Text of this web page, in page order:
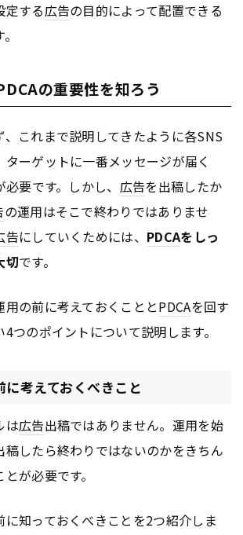
定する広告の目的によって配置できる
の重要性を知ろう
、これまで説明してきたように各SNS
ーゲットに一番メッセージが届く
要です。しかし、 広告を出稿したか
の運用はそこで終わりではありませ
告にしていくためには、 PDCAをしっ
切です。
用の前に考えておくこととPDCAを回す
つのポイントについて説明します。
に考えておくべきこと
は広告出稿ではありません。運用を始
稿したら終わりではないのかをきちん
が必要です。
に知っておくべきことを2つ紹介しま